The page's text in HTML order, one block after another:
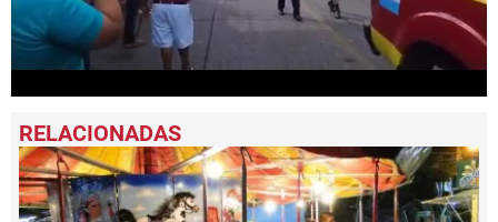
seconds
of
1
minute,
5
seconds